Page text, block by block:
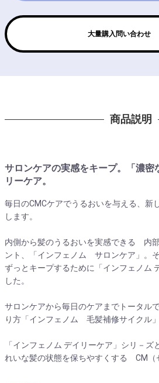
大量購入問い合わせ
商品説明
サロンケアの実感をキープ。「濃密
リーケア。
毎日のCMCケアでうるおいを与える、新
します。
内側から髪のうるおいを実感できる 内
ント、「インフェノム サロンケア」。
ずっとキープするために「インフェノム
した。
サロンケアから毎日のケアまでトータル
り方「インフェノム 毛髪補修サイクル」
「インフェノム デイリーケア」シリ－ズ
れいな髪の状態を保ちやすくする CM（